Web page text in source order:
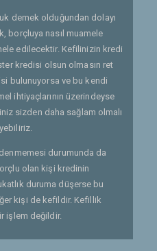
demek olduğundan dolayı
borçluya nasıl muamele
edilecektir. Kefilinizin kredi
kredisi olsun olmasın ret
bulunuyorsa ve bu kendi
ihtiyaçlarının üzerindeyse
sizden daha sağlam olmalı
durumunda da
olan kişi kredinin
duruma düşerse bu
kişi de kefildir. Kefillik
işlem değildir.